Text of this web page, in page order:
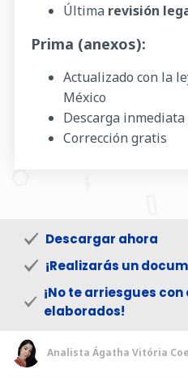
Última revisión
Prima (anexos):
Actualizado con la
México
Descarga inmediata
Corrección gratis
Descargar ahora
¡Realizarás un
¡No te arriesgues
elaborados!
Analista Ágatha Vitória